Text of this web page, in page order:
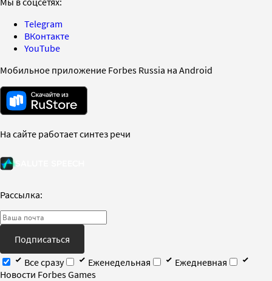
Telegram
ВКонтакте
YouTube
Мобильное приложение Forbes Russia на Android
На сайте работает синтез речи
Рассылка:
Подписаться
Все сразу
Еженедельная
Ежедневная
Новости Forbes Games